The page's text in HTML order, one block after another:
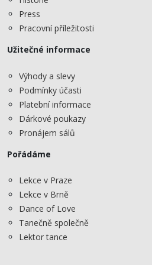
Press
Pracovní příležitosti
Užitečné informace
Výhody a slevy
Podmínky účasti
Platební informace
Dárkové poukazy
Pronájem sálů
Pořádáme
Lekce v Praze
Lekce v Brně
Dance of Love
Tanečně společně
Lektor tance